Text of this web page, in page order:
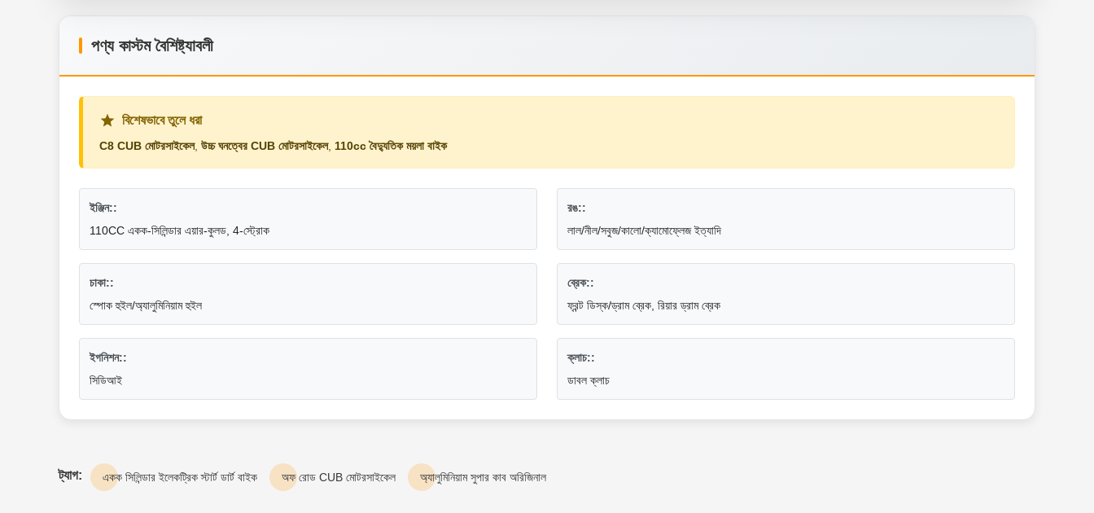
পণ্য কাস্টম বৈশিষ্ট্যাবলী
বিশেষভাবে তুলে ধরা
C8 CUB মোটরসাইকেল, উচ্চ ঘনত্বের CUB মোটরসাইকেল, 110cc বৈদ্যুতিক ময়লা বাইক
ইঞ্জিন::
110CC একক-সিলিন্ডার এয়ার-কুলড, 4-স্ট্রোক
রঙ::
লাল/নীল/সবুজ/কালো/ক্যামোফ্লেজ ইত্যাদি
চাকা::
স্পোক হুইল/অ্যালুমিনিয়াম হুইল
ব্রেক::
ফ্রন্ট ডিস্ক/ড্রাম ব্রেক, রিয়ার ড্রাম ব্রেক
ইগনিশন::
সিডিআই
ক্লাচ::
ডাবল ক্লাচ
ট্যাগ: একক সিলিন্ডার ইলেকট্রিক স্টার্ট ডার্ট বাইক অফ রোড CUB মোটরসাইকেল অ্যালুমিনিয়াম সুপার কাব অরিজিনাল